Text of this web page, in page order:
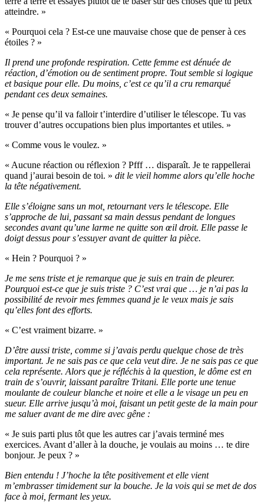
atteindre. »
« Pourquoi cela ? Est-ce une mauvaise chose que de penser à ces
étoiles ? »
Il prend une profonde respiration. Cette femme est dénuée de
réaction, d’émotion ou de sentiment propre. Tout semble si logique
et basique pour elle. Du moins, c’est ce qu’il a cru remarqué
pendant ces deux semaines.
« Je pense qu’il va falloir t’interdire d’utiliser le télescope. Tu vas
trouver d’autres occupations bien plus importantes et utiles. »
« Comme vous le voulez. »
« Aucune réaction ou réflexion ? Pfff … disparaît. Je te rappellerai
quand j’aurai besoin de toi. » dit le vieil homme alors qu’elle hoche
la tête négativement.
Elle s’éloigne sans un mot, retournant vers le télescope. Elle
s’approche de lui, passant sa main dessus pendant de longues
secondes avant qu’une larme ne quitte son œil droit. Elle passe le
doigt dessus pour s’essuyer avant de quitter la pièce.
« Hein ? Pourquoi ? »
Je me sens triste et je remarque que je suis en train de pleurer.
Pourquoi est-ce que je suis triste ? C’est vrai que … je n’ai pas la
possibilité de revoir mes femmes quand je le veux mais je sais
qu’elles font des efforts.
« C’est vraiment bizarre. »
D’être aussi triste, comme si j’avais perdu quelque chose de très
important. Je ne sais pas ce que cela veut dire. Je ne sais pas ce que
cela représente. Alors que je réfléchis à la question, le dôme est en
train de s’ouvrir, laissant paraître Tritani. Elle porte une tenue
moulante de couleur blanche et noire et elle a le visage un peu en
sueur. Elle arrive jusqu’à moi, faisant un petit geste de la main pour
me saluer avant de me dire avec gêne :
« Je suis parti plus tôt que les autres car j’avais terminé mes
exercices. Avant d’aller à la douche, je voulais au moins … te dire
bonjour. Je peux ? »
Bien entendu ! J’hoche la tête positivement et elle vient
m’embrasser timidement sur la bouche. Je la vois qui se met de dos
face à moi, fermant les yeux.